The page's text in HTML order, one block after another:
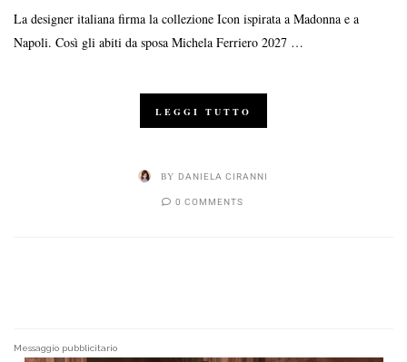
La designer italiana firma la collezione Icon ispirata a Madonna e a
Napoli. Così gli abiti da sposa Michela Ferriero 2027 …
LEGGI TUTTO
BY DANIELA CIRANNI
0 COMMENTS
Messaggio pubblicitario